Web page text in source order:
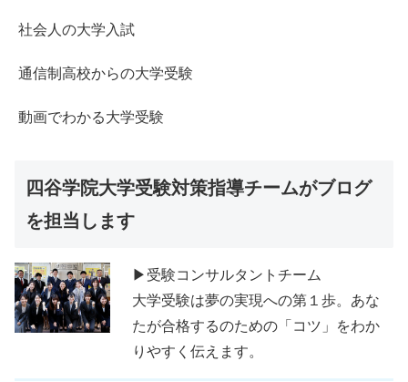
社会人の大学入試
通信制高校からの大学受験
動画でわかる大学受験
四谷学院大学受験対策指導チームがブログ
を担当します
▶受験コンサルタントチーム
大学受験は夢の実現への第１歩。あな
たが合格するのための「コツ」をわか
りやすく伝えます。